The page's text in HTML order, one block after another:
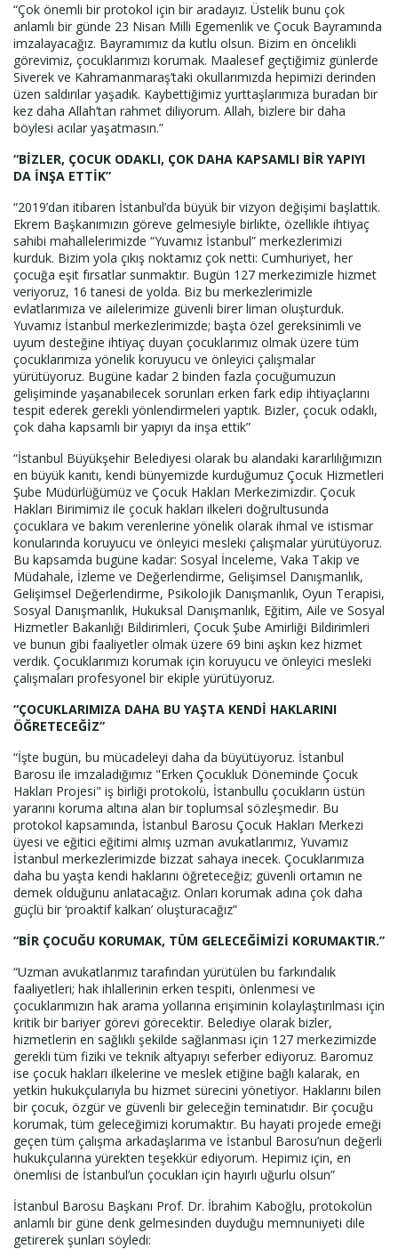
“Çok önemli bir protokol için bir aradayız. Üstelik bunu çok
anlamlı bir günde 23 Nisan Milli Egemenlik ve Çocuk Bayramında
imzalayacağız. Bayramımız da kutlu olsun. Bizim en öncelikli
görevimiz, çocuklarımızı korumak. Maalesef geçtiğimiz günlerde
Siverek ve Kahramanmaraş’taki okullarımızda hepimizi derinden
üzen saldırılar yaşadık. Kaybettiğimiz yurttaşlarımıza buradan bir
kez daha Allah’tan rahmet diliyorum. Allah, bizlere bir daha
böylesi acılar yaşatmasın.”
“BİZLER, ÇOCUK ODAKLI, ÇOK DAHA KAPSAMLI BİR YAPIYI
DA İNŞA ETTİK”
“2019’dan itibaren İstanbul’da büyük bir vizyon değişimi başlattık.
Ekrem Başkanımızın göreve gelmesiyle birlikte, özellikle ihtiyaç
sahibi mahallelerimizde “Yuvamız İstanbul” merkezlerimizi
kurduk. Bizim yola çıkış noktamız çok netti: Cumhuriyet, her
çocuğa eşit fırsatlar sunmaktır. Bugün 127 merkezimizle hizmet
veriyoruz, 16 tanesi de yolda. Biz bu merkezlerimizle
evlatlarımıza ve ailelerimize güvenli birer liman oluşturduk.
Yuvamız İstanbul merkezlerimizde; başta özel gereksinimli ve
uyum desteğine ihtiyaç duyan çocuklarımız olmak üzere tüm
çocuklarımıza yönelik koruyucu ve önleyici çalışmalar
yürütüyoruz. Bugüne kadar 2 binden fazla çocuğumuzun
gelişiminde yaşanabilecek sorunları erken fark edip ihtiyaçlarını
tespit ederek gerekli yönlendirmeleri yaptık. Bizler, çocuk odaklı,
çok daha kapsamlı bir yapıyı da inşa ettik”
“İstanbul Büyükşehir Belediyesi olarak bu alandaki kararlılığımızın
en büyük kanıtı, kendi bünyemizde kurduğumuz Çocuk Hizmetleri
Şube Müdürlüğümüz ve Çocuk Hakları Merkezimizdir. Çocuk
Hakları Birimimiz ile çocuk hakları ilkeleri doğrultusunda
çocuklara ve bakım verenlerine yönelik olarak ihmal ve istismar
konularında koruyucu ve önleyici mesleki çalışmalar yürütüyoruz.
Bu kapsamda bugüne kadar: Sosyal İnceleme, Vaka Takip ve
Müdahale, İzleme ve Değerlendirme, Gelişimsel Danışmanlık,
Gelişimsel Değerlendirme, Psikolojik Danışmanlık, Oyun Terapisi,
Sosyal Danışmanlık, Hukuksal Danışmanlık, Eğitim, Aile ve Sosyal
Hizmetler Bakanlığı Bildirimleri, Çocuk Şube Amirliği Bildirimleri
ve bunun gibi faaliyetler olmak üzere 69 bini aşkın kez hizmet
verdik. Çocuklarımızı korumak için koruyucu ve önleyici mesleki
çalışmaları profesyonel bir ekiple yürütüyoruz.
“ÇOCUKLARIMIZA DAHA BU YAŞTA KENDİ HAKLARINI
ÖĞRETECEĞİZ”
“İşte bugün, bu mücadeleyi daha da büyütüyoruz. İstanbul
Barosu ile imzaladığımız "Erken Çocukluk Döneminde Çocuk
Hakları Projesi" iş birliği protokolü, İstanbullu çocukların üstün
yararını koruma altına alan bir toplumsal sözleşmedir. Bu
protokol kapsamında, İstanbul Barosu Çocuk Hakları Merkezi
üyesi ve eğitici eğitimi almış uzman avukatlarımız, Yuvamız
İstanbul merkezlerimizde bizzat sahaya inecek. Çocuklarımıza
daha bu yaşta kendi haklarını öğreteceğiz; güvenli ortamın ne
demek olduğunu anlatacağız. Onları korumak adına çok daha
güçlü bir ‘proaktif kalkan’ oluşturacağız”
“BİR ÇOCUĞU KORUMAK, TÜM GELECEĞİMİZİ KORUMAKTIR.”
“Uzman avukatlarımız tarafından yürütülen bu farkındalık
faaliyetleri; hak ihlallerinin erken tespiti, önlenmesi ve
çocuklarımızın hak arama yollarına erişiminin kolaylaştırılması için
kritik bir bariyer görevi görecektir. Belediye olarak bizler,
hizmetlerin en sağlıklı şekilde sağlanması için 127 merkezimizde
gerekli tüm fiziki ve teknik altyapıyı seferber ediyoruz. Baromuz
ise çocuk hakları ilkelerine ve meslek etiğine bağlı kalarak, en
yetkin hukukçularıyla bu hizmet sürecini yönetiyor. Haklarını bilen
bir çocuk, özgür ve güvenli bir geleceğin teminatıdır. Bir çocuğu
korumak, tüm geleceğimizi korumaktır. Bu hayati projede emeği
geçen tüm çalışma arkadaşlarıma ve İstanbul Barosu’nun değerli
hukukçularına yürekten teşekkür ediyorum. Hepimiz için, en
önemlisi de İstanbul’un çocukları için hayırlı uğurlu olsun”
İstanbul Barosu Başkanı Prof. Dr. İbrahim Kaboğlu, protokolün
anlamlı bir güne denk gelmesinden duyduğu memnuniyeti dile
getirerek şunları söyledi: